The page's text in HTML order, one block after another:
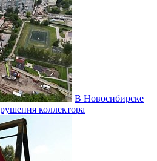
В Новосибирске
коллектора